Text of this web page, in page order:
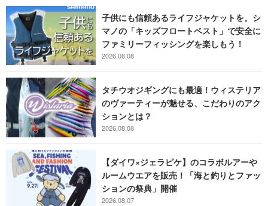
子供にも信頼あるライフジャケットを。シ
マノの「キッズフロートベスト」で安全に
ファミリーフィッシングを楽しもう！
2026.08.08
タチウオジギングにも最適！ウィステリア
のヴァーティーが魅せる、こだわりのアク
ションとは？
2026.08.08
【ダイワ×ジェラピケ】のコラボルアーや
ルームウエアを販売！「海と釣りとファッ
ションの祭典」開催
2026.08.07